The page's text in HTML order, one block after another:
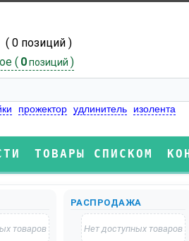
( 0 позиций )
( 0 позиций )
прожектор удлинитель изолента
ТОВАРЫ СПИСКОМ
товаров
РАСПРОДАЖА
Нет доступных товаров